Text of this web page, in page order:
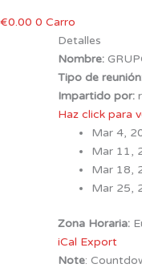
€0.00 0 Carro
Detalles
Nombre:
Tipo de
Impartido por:
Haz click para
Mar 4,
Mar 11,
Mar 18,
Mar 25,
Zona Horaria:
iCal Export
Note: